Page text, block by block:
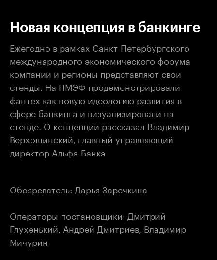
Новая концепция в банкинге
Ежегодно в рамках Санкт-Петербургского
международного экономического форума
компании и регионы представляют свои
стенды. На ПМЭФ продемонстрировали
фантех как новую идеологию развития в
сфере банкинга и визуализировали на
стенде. О концепции рассказал Владимир
Верхошинский, главный управляющий
директор Альфа-Банка.
Обозреватель: Дарья Заречкина
Операторы-постановщики: Дмитрий
Глухенький, Андрей Дмитриев, Владимир
Мичурин